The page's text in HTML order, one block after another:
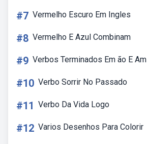
#7 Vermelho Escuro Em Ingles
#8 Vermelho E Azul Combinam
#9 Verbos Terminados Em ão E Am
#10 Verbo Sorrir No Passado
#11 Verbo Da Vida Logo
#12 Varios Desenhos Para Colorir